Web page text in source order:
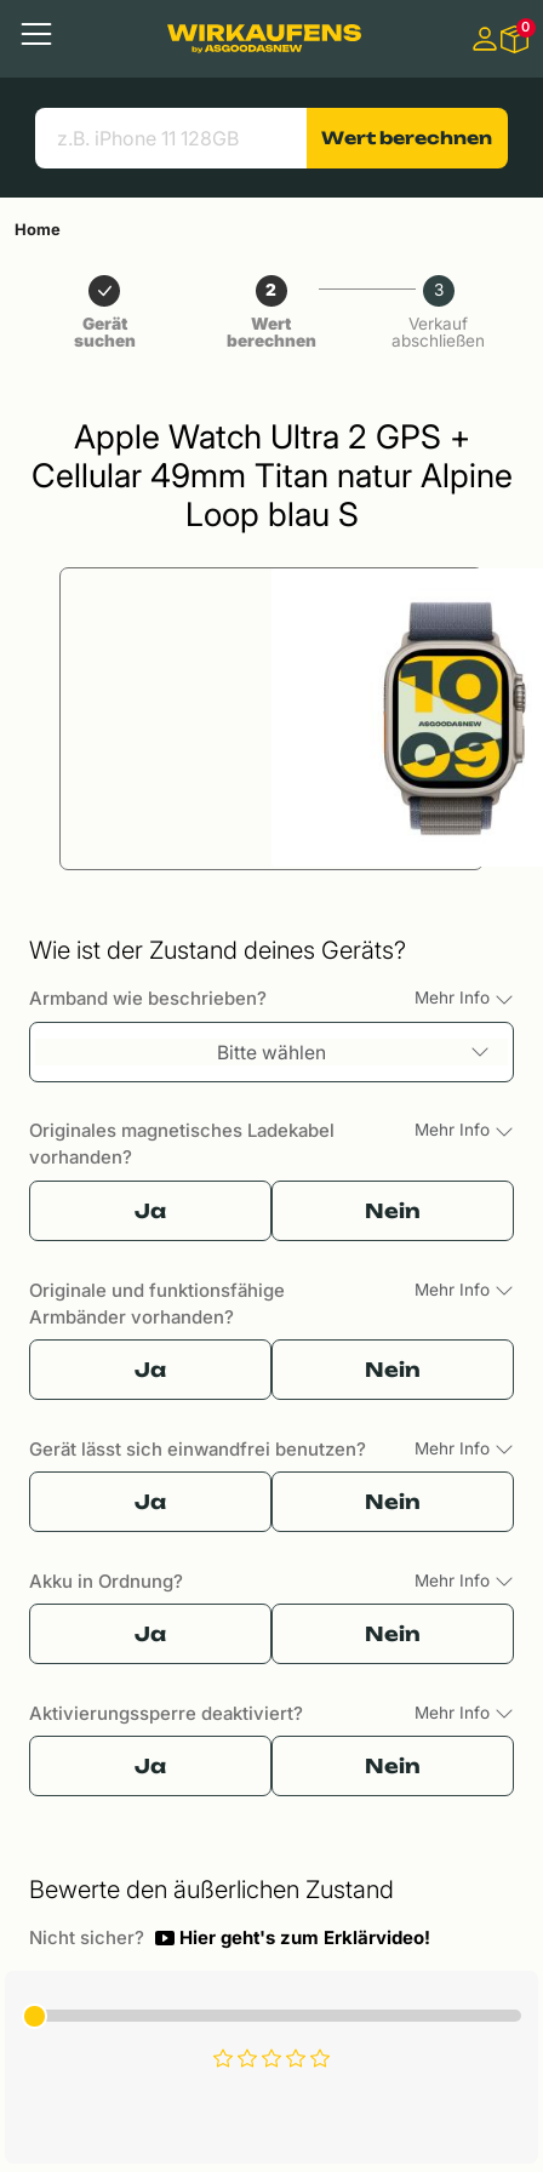
Menü
Suchen
Nützliche Links
0
Wert berechnen
Home
Gerät
suchen
2
Wert
berechnen
3
Verkauf
abschließen
Apple Watch Ultra 2 GPS +
Cellular 49mm Titan natur Alpine
Loop blau S
Wie ist der Zustand deines Geräts?
Armband wie beschrieben? Mehr Info
Bitte wählen
Originales magnetisches Ladekabel
vorhanden?
Mehr Info
Ja Nein
Originale und funktionsfähige
Armbänder vorhanden?
Mehr Info
Ja Nein
Gerät lässt sich einwandfrei benutzen? Mehr Info
Ja Nein
Akku in Ordnung? Mehr Info
Ja Nein
Aktivierungssperre deaktiviert? Mehr Info
Ja Nein
Bewerte den äußerlichen Zustand
Nicht sicher? Hier geht's zum Erklärvideo!